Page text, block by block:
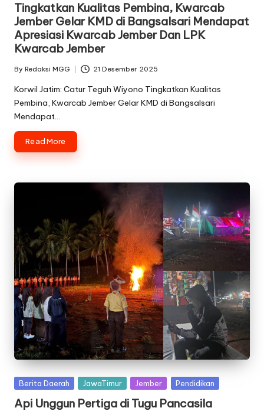
Tingkatkan Kualitas Pembina, Kwarcab
Jember Gelar KMD di Bangsalsari Mendapat
Apresiasi Kwarcab Jember Dan LPK
Kwarcab Jember
Posted
by
By Redaksi MGG 21 Desember 2025
Korwil Jatim: Catur Teguh Wiyono Tingkatkan Kualitas
Pembina, Kwarcab Jember Gelar KMD di Bangsalsari
Mendapat…
Read More
Posted
Berita Daerah JawaTimur Jember Pendidikan
Api Unggun Pertiga di Tugu Pancasila